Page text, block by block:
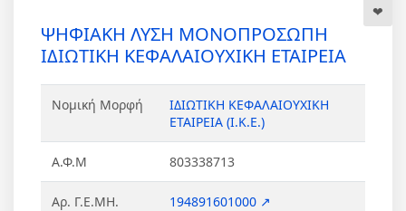
ΨΗΦΙΑΚΗ ΛΥΣΗ ΜΟΝΟΠΡΟΣΩΠΗ
ΙΔΙΩΤΙΚΗ ΚΕΦΑΛΑΙΟΥΧΙΚΗ ΕΤΑΙΡΕΙΑ
Νομική Μορφή
ΙΔΙΩΤΙΚΗ ΚΕΦΑΛΑΙΟΥΧΙΚΗ
ΕΤΑΙΡΕΙΑ (Ι.Κ.Ε.)
Α.Φ.Μ 803338713
Αρ. Γ.Ε.ΜΗ. 194891601000 ↗